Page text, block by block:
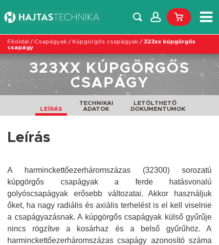
Főoldal / Csapágyak / Kúpgörgős csapágyak / 323xx kúpgörgős
csapágy
323XX KÚPGÖRGŐS
CSAPÁGY
LEÍRÁS
TECHNIKAI
ADATOK
LETÖLTHETŐ
DOKUMENTUMOK
Leírás
A harminckettőezerháromszázas (32300) sorozatú
kúpgörgős csapágyak a ferde hatásvonalú
golyóscsapágyak erősebb változatai. Akkor használjuk
őket, ha nagy radiális és axiális terhelést is el kell viselnie
a csapágyazásnak. A kúpgörgős csapágyak külső gyűrűje
nincs rögzítve a kosárhaz és a belső gyűrűhöz. A
harminckettőezerháromszázas csapágy azonosító száma